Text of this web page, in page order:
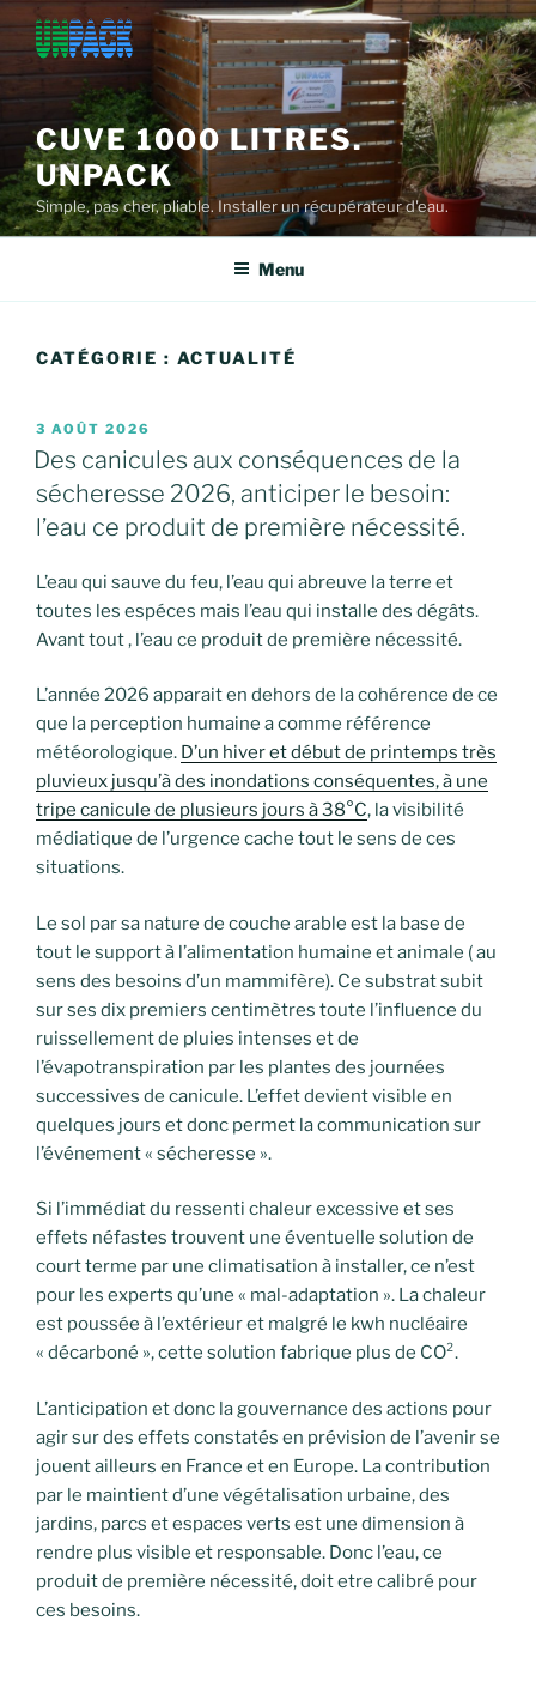
Aller
contenu
principal
CUVE 1000 LITRES.
UNPACK
Simple, pas cher, pliable. Installer un récupérateur d'eau.
Menu
CATÉGORIE : ACTUALITÉ
PUBLIÉ
LE
3 AOÛT 2026
Des canicules aux conséquences de la
sécheresse 2026, anticiper le besoin:
l’eau ce produit de première nécessité.
L’eau qui sauve du feu, l’eau qui abreuve la terre et
toutes les espéces mais l’eau qui installe des dégâts.
Avant tout , l’eau ce produit de première nécessité.
L’année 2026 apparait en dehors de la cohérence de ce
que la perception humaine a comme référence
météorologique. D’un hiver et début de printemps très
pluvieux jusqu’à des inondations conséquentes, à une
tripe canicule de plusieurs jours à 38°C, la visibilité
médiatique de l’urgence cache tout le sens de ces
situations.
Le sol par sa nature de couche arable est la base de
tout le support à l’alimentation humaine et animale ( au
sens des besoins d’un mammifère). Ce substrat subit
sur ses dix premiers centimètres toute l’influence du
ruissellement de pluies intenses et de
l’évapotranspiration par les plantes des journées
successives de canicule. L’effet devient visible en
quelques jours et donc permet la communication sur
l’événement « sécheresse ».
Si l’immédiat du ressenti chaleur excessive et ses
effets néfastes trouvent une éventuelle solution de
court terme par une climatisation à installer, ce n’est
pour les experts qu’une « mal-adaptation ». La chaleur
est poussée à l’extérieur et malgré le kwh nucléaire
« décarboné », cette solution fabrique plus de CO².
L’anticipation et donc la gouvernance des actions pour
agir sur des effets constatés en prévision de l’avenir se
jouent ailleurs en France et en Europe. La contribution
par le maintient d’une végétalisation urbaine, des
jardins, parcs et espaces verts est une dimension à
rendre plus visible et responsable. Donc l’eau, ce
produit de première nécessité, doit etre calibré pour
ces besoins.